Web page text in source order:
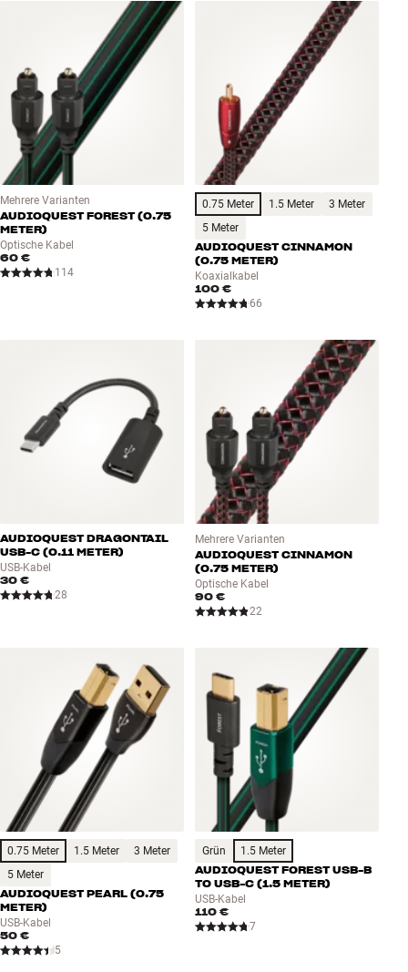
Mehrere Varianten
AUDIOQUEST FOREST (0.75
METER)
Optische Kabel
60 €
114
0.75 Meter 1.5 Meter
3 Meter
5 Meter
AUDIOQUEST CINNAMON
(0.75 METER)
Koaxialkabel
100 €
66
AUDIOQUEST DRAGONTAIL
USB-C (0.11 METER)
USB-Kabel
30 €
28
Mehrere Varianten
AUDIOQUEST CINNAMON
(0.75 METER)
Optische Kabel
90 €
22
0.75 Meter 1.5 Meter
3 Meter
5 Meter
AUDIOQUEST PEARL (0.75
METER)
USB-Kabel
50 €
5
Grün 1.5 Meter
AUDIOQUEST FOREST USB-B
TO USB-C (1.5 METER)
USB-Kabel
110 €
7